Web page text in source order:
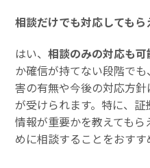
相談だけでも対応してもら
はい、相談のみの対応も可
か確信が持てない段階で
害の有無や今後の対応方
が受けられます。特に、
情報が重要かを教えても
めに相談することをおすす